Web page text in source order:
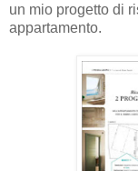
un mio progetto di
appartamento.